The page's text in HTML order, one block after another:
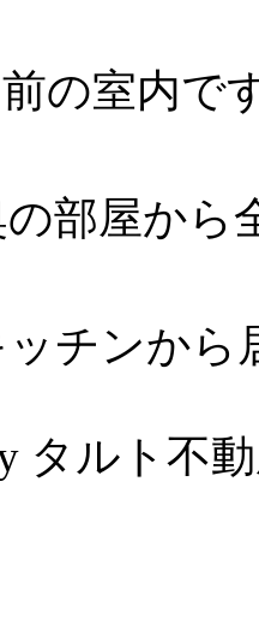
前の室内で
の部屋から
ッチンから
タルト不